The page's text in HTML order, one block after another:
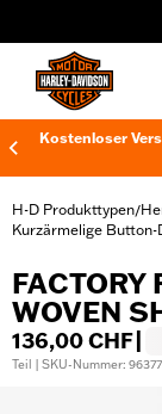
Kostenloser
H-D Produkttypen/
Kurzärmelige Button-
FACTORY
WOVEN
136,00 CHF
Teil | SKU-Nummer: